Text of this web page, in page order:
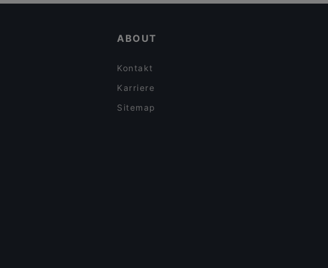
ABOUT
Kontakt
Karriere
Sitemap